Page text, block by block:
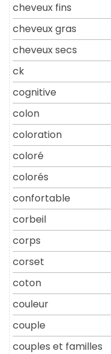
cheveux fins
cheveux gras
cheveux secs
ck
cognitive
colon
coloration
coloré
colorés
confortable
corbeil
corps
corset
coton
couleur
couple
couples et familles